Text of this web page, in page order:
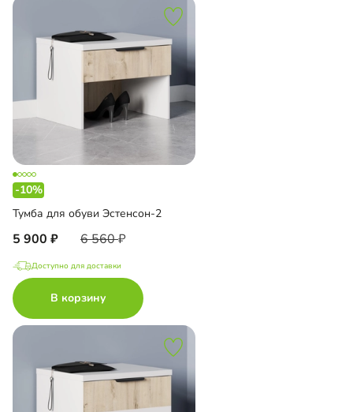
-10%
Тумба для обуви Эстенсон-2
5 900 6 560
Доступно для доставки
В корзину